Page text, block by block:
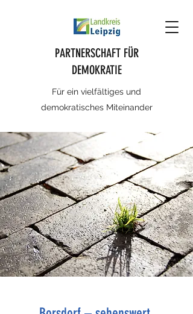
PARTNERSCHAFT FÜR
DEMOKRATIE
Für ein vielfältiges und
demokratisches Miteinander